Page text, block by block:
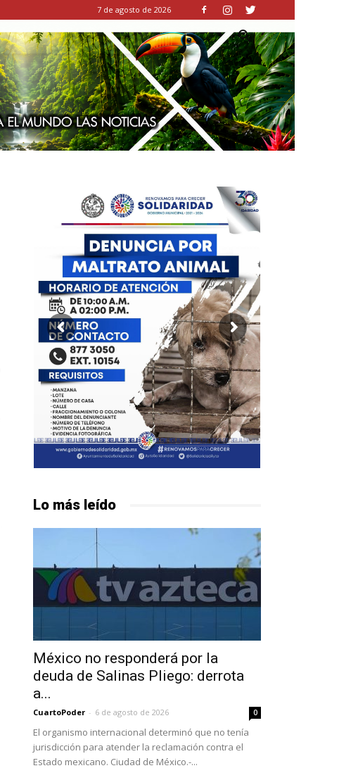
7 de agosto de 2026
Lo más leído
México no responderá por la
deuda de Salinas Pliego: derrota
a...
CuartoPoder - 6 de agosto de 2026 0
El organismo internacional determinó que no tenía
jurisdicción para atender la reclamación contra el
Estado mexicano. Ciudad de México.-...